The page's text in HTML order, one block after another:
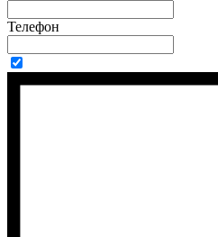
Телефон